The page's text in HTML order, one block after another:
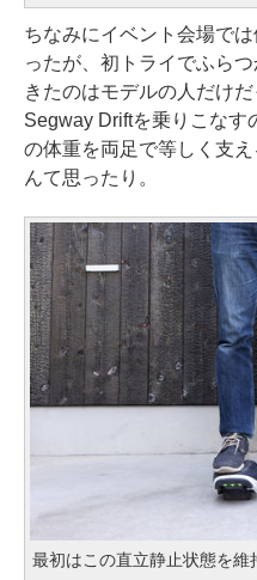
ちなみにイベント会場で
ったが、初トライでふら
きたのはモデルの人だけ
Segway Driftを乗りこなす
の体重を両足で等しく支
んて思ったり。
最初はこの直立静止状態を維